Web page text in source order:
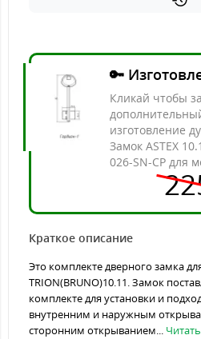
🔑
Кликай чтобы
изготовление
Замок ASTEX
026-SN-CP для
Краткое описание
Это комплекте дверного замка
TRION(BRUNO)10.11. Замок
комплекте для установки и
внутренним и наружным
сторонним открыванием...